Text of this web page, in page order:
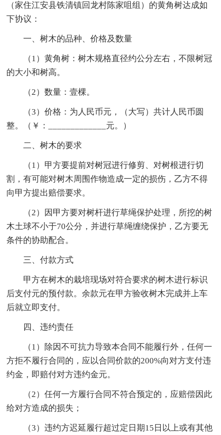
（家住江安县铁清镇回龙村陈家咀组）的黄角树达成如
下协议：
一、树木的品种、价格及数量
（1）黄角树：树木规格直径约公分左右，不限树冠
的大小和树高。
（2）数量：壹棵。
（3）价格：为人民币元，（大写）共计人民币圆
整。（￥：_____________元。）
二、树木的要求
（1）甲方要提前对树冠进行修剪、对树根进行切
割，有可能对树木周围作物造成一定的损伤，乙方不得
向甲方提出赔偿要求。
（2）因甲方要对树杆进行草绳保护处理，所挖的树
木土球不小于70公分，并进行草绳缠绕保护，乙方要无
条件的协助配合。
三、付款方式
甲方在树木的栽培现场对符合要求的树木进行标识
后支付元的预付款。余款元在甲方验收树木完成并上车
后就立即支付。
四、违约责任
（1）除因不可抗力导致本合同不能履行外，任何一
方拒不履行合同的，应以合同价款的200%向对方支付违
约金，即赔付对方违约金元。
（2）任何一方履行合同不符合预定的，应赔偿因此
给对方造成的损失；
（3）违约方迟延履行超过定日期15日以上或有其他